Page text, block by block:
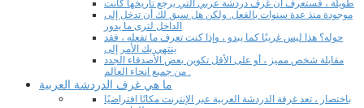
طويلة ، فستعرف أن غرف دردشة عربي التي يرجع تاريخها كانت
موجودة منذ عدة سنوات بالفعل. ولكن هل سبق لك أن تدخل إلى
الداخل لترى ما يدور
حوله؟ هذا ليس غريبًا كما يبدو ، وإذا كنت تعرف ما تفعله ، فقد
ينتهي بك الأمر إلى
مقابلة شخص مميز ، أو على الأقل تكوين بعض الأصدقاء الجدد
من جميع انحاء العالم .
ما هي غرف الدردشة العربية
باختصار ، تعد غرفة الدردشة العربية عبر الإنترنت مكانًا افتراضيًا